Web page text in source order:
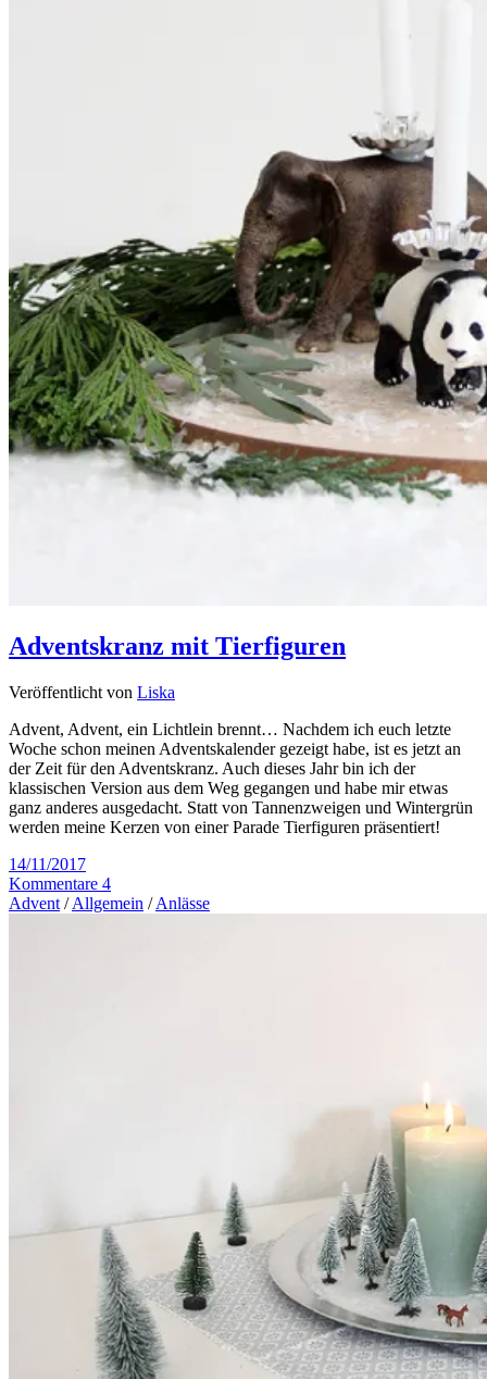
Adventskranz mit Tierfiguren
Veröffentlicht von Liska
Advent, Advent, ein Lichtlein brennt… Nachdem ich euch letzte
Woche schon meinen Adventskalender gezeigt habe, ist es jetzt an
der Zeit für den Adventskranz. Auch dieses Jahr bin ich der
klassischen Version aus dem Weg gegangen und habe mir etwas
ganz anderes ausgedacht. Statt von Tannenzweigen und Wintergrün
werden meine Kerzen von einer Parade Tierfiguren präsentiert!
14/11/2017
Kommentare 4
Advent /Allgemein /Anlässe